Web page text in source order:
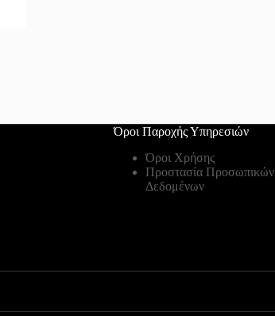
Όροι Παροχής Υπηρεσιών
Όροι Χρήσης
Προστασία Προσωπικών
Δεδομένων